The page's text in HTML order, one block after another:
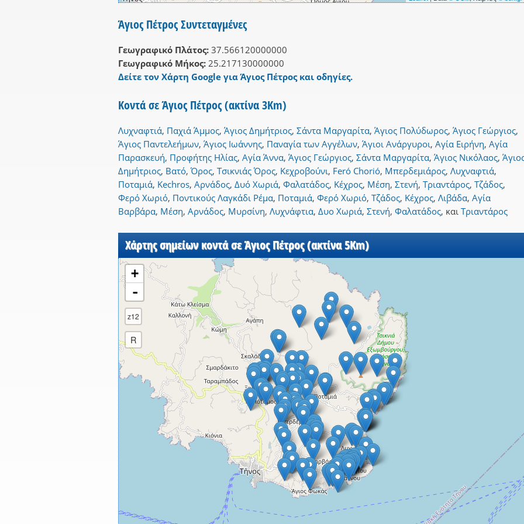
Άγιος Πέτρος Συντεταγμένες
Γεωγραφικό Πλάτος: 37.566120000000
Γεωγραφικό Μήκος: 25.217130000000
Δείτε τον Χάρτη Google για Άγιος Πέτρος και οδηγίες.
Κοντά σε Άγιος Πέτρος (ακτίνα 3Km)
Λυχναφτιά, Παχιά Άμμος, Άγιος Δημήτριος, Σάντα Μαργαρίτα, Άγιος Πολύδωρος, Άγιος Γεώργιος,
Άγιος Παντελεήμων, Άγιος Ιωάννης, Παναγία των Αγγέλων, Άγιοι Ανάργυροι, Αγία Ειρήνη, Αγία
Παρασκευή, Προφήτης Ηλίας, Αγία Άννα, Άγιος Γεώργιος, Σάντα Μαργαρίτα, Άγιος Νικόλαος,
Δημήτριος, Βατό,Όρος, Τσικνιάς Όρος, Κεχροβούνι, Feró Chorió, Μπερδεμιάρος, Λυχναφτιά,
Ποταμιά, Kechros, Αρνάδος, Δυό Χωριά, Φαλατάδος, Κέχρος, Μέση, Στενή, Τριαντάρος, Τζάδος,
Φερό Χωριό, Ποντικούς Λαγκάδι Ρέμα, Ποταμιά, Φερό Χωριό, Τζάδος, Κέχρος, Λιβάδα, Αγία
Βαρβάρα, Μέση, Αρνάδος, Μυρσίνη, Λυχνάφτια, Δυο Χωριά, Στενή, Φαλατάδος, και Τριαντάρος
Χάρτης σημείων κοντά σε Άγιος Πέτρος (ακτίνα 5Km)
+
-
z12
R